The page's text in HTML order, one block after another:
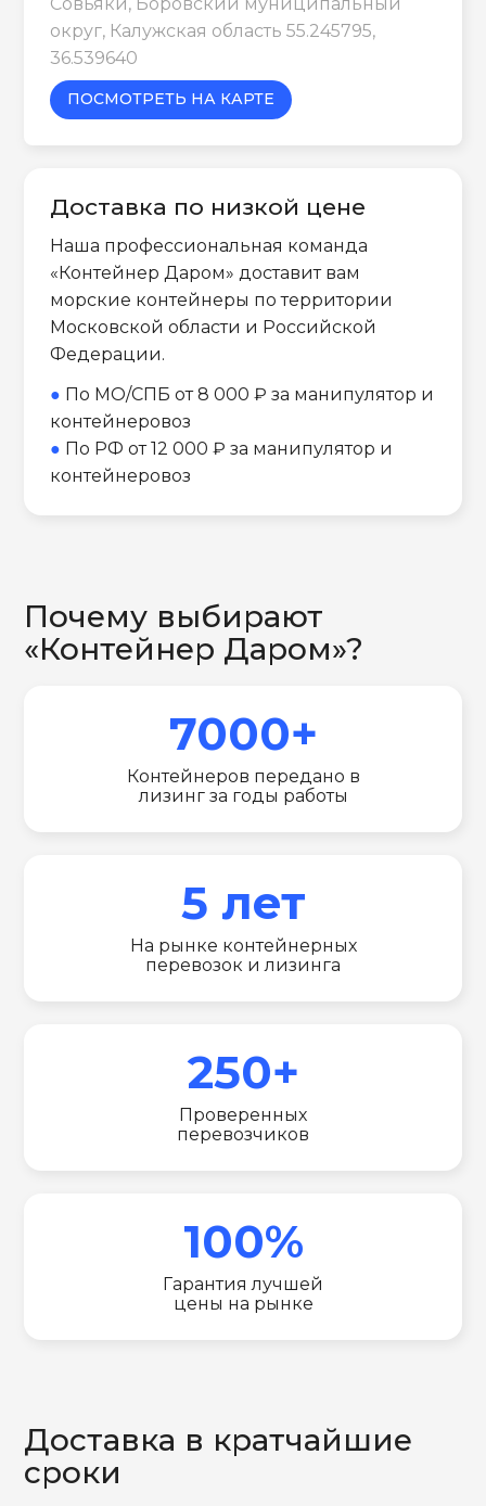
Совьяки, Боровский муниципальный
округ, Калужская область 55.245795,
36.539640
ПОСМОТРЕТЬ НА КАРТЕ
Доставка по низкой цене
Наша профессиональная команда
«Контейнер Даром» доставит вам
морские контейнеры по территории
Московской области и Российской
Федерации.
● По МО/СПБ от 8 000 ₽ за манипулятор и
контейнеровоз
● По РФ от 12 000 ₽ за манипулятор и
контейнеровоз
Почему выбирают
«Контейнер Даром»?
7000+
Контейнеров передано в
лизинг за годы работы
5 лет
На рынке контейнерных
перевозок и лизинга
250+
Проверенных
перевозчиков
100%
Гарантия лучшей
цены на рынке
Доставка в кратчайшие
сроки